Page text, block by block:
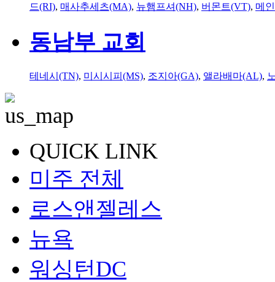
드(RI), 매사추세츠(MA), 뉴햄프셔(NH), 버몬트(VT), 메
동남부 교회
테네시(TN), 미시시피(MS), 조지아(GA), 앨라배마(AL),
QUICK LINK
미주 전체
로스앤젤레스
뉴욕
워싱턴DC